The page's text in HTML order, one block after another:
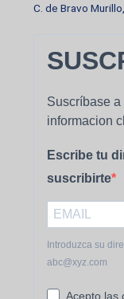
C. de Bravo
Suscríbase
informacion
Escribe tu
suscribirte
Introduzca su
abc@xyz.com
Acepto las